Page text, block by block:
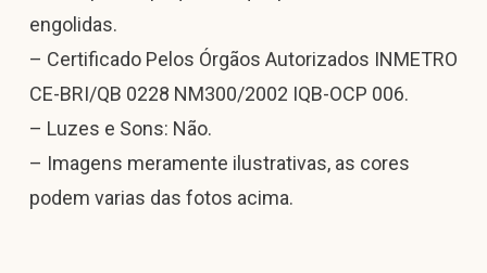
engolidas.
– Certificado Pelos Órgãos Autorizados INMETRO
CE-BRI/QB 0228 NM300/2002 IQB-OCP 006.
– Luzes e Sons: Não.
– Imagens meramente ilustrativas, as cores
podem varias das fotos acima.